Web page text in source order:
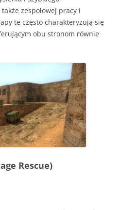
zespołowej pracy i
te często charakteryzują się
obu stronom równie
Rescue)